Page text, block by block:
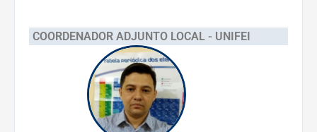
COORDENADOR ADJUNTO LOCAL - UNIFEI